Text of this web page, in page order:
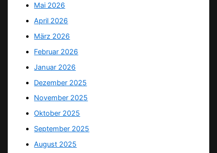
Mai 2026
April 2026
März 2026
Februar 2026
Januar 2026
Dezember 2025
November 2025
Oktober 2025
September 2025
August 2025